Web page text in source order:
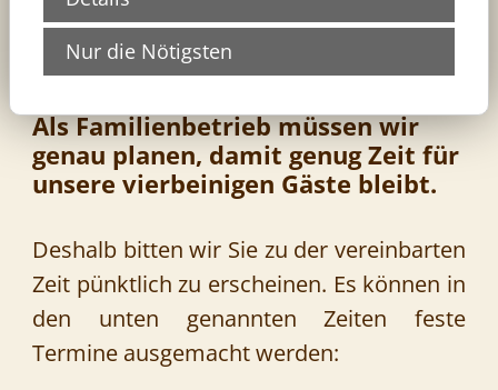
Als Familienbetrieb müssen wir
genau planen, damit genug Zeit für
unsere vierbeinigen Gäste bleibt.
Deshalb bitten wir Sie zu der vereinbarten
Zeit pünktlich zu erscheinen. Es können in
den unten genannten Zeiten feste
Termine ausgemacht werden:
Nur die Nötigsten